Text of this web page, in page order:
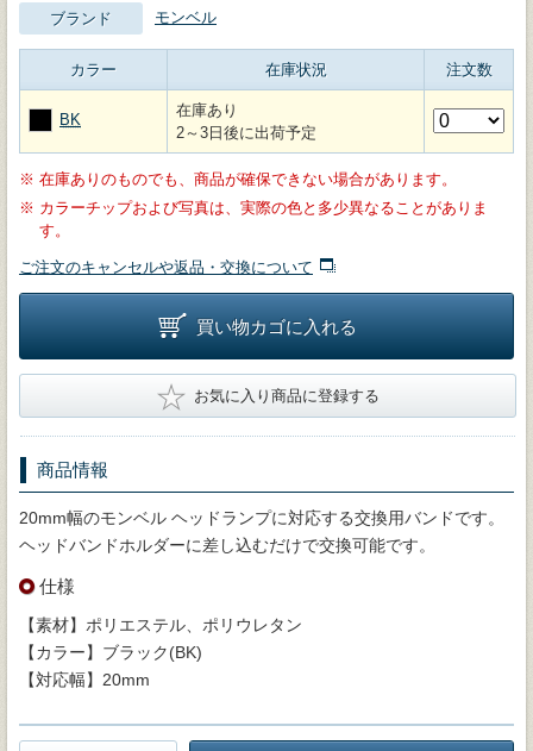
ブランド モンベル
カラー 在庫状況 注文数
BK
在庫あり
2～3日後に出荷予定
※ 在庫ありのものでも、商品が確保できない場合があります。
※ カラーチップおよび写真は、実際の色と多少異なることがありま
す。
ご注文のキャンセルや返品・交換について
買い物カゴに入れる
★ お気に入り商品に登録する
商品情報
20mm幅のモンベル ヘッドランプに対応する交換用バンドです。
ヘッドバンドホルダーに差し込むだけで交換可能です。
仕様
【素材】ポリエステル、ポリウレタン
【カラー】ブラック(BK)
【対応幅】20mm